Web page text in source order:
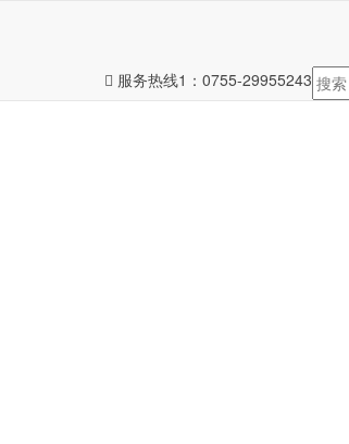
服务热线1： 0755-29955243